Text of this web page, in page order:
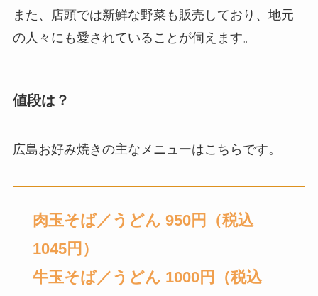
また、店頭では新鮮な野菜も販売しており、地元
の人々にも愛されていることが伺えます。
値段は？
広島お好み焼きの主なメニューはこちらです。
肉玉そば／うどん 950円（税込
1045円）
牛玉そば／うどん 1000円（税込